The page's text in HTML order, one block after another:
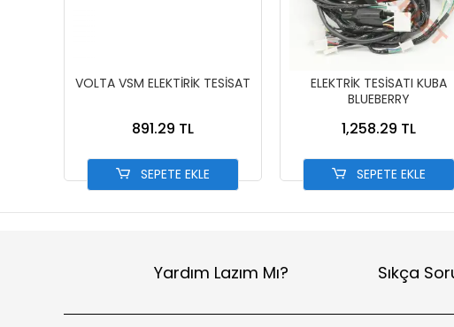
VOLTA VSM ELEKTİRİK TESİSAT
891.29 TL
SEPETE EKLE
ELEKTRİK TESİSATI KUBA
BLUEBERRY
1,258.29 TL
SEPETE EKLE
Yardım Lazım Mı? Sıkça